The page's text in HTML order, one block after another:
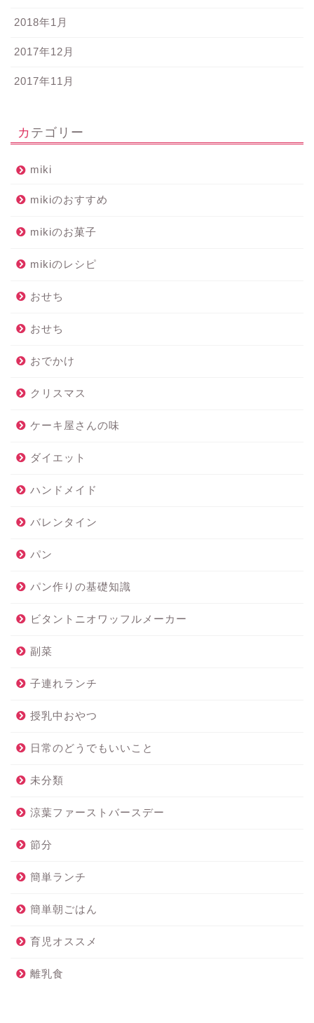
2018年1月
2017年12月
2017年11月
カテゴリー
miki
mikiのおすすめ
mikiのお菓子
mikiのレシピ
おせち
おせち
おでかけ
クリスマス
ケーキ屋さんの味
ダイエット
ハンドメイド
バレンタイン
パン
パン作りの基礎知識
ビタントニオワッフルメーカー
副菜
子連れランチ
授乳中おやつ
日常のどうでもいいこと
未分類
涼葉ファーストバースデー
節分
簡単ランチ
簡単朝ごはん
育児オススメ
離乳食